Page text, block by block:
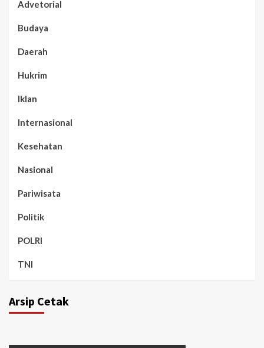
Advetorial
Budaya
Daerah
Hukrim
Iklan
Internasional
Kesehatan
Nasional
Pariwisata
Politik
POLRI
TNI
Arsip Cetak